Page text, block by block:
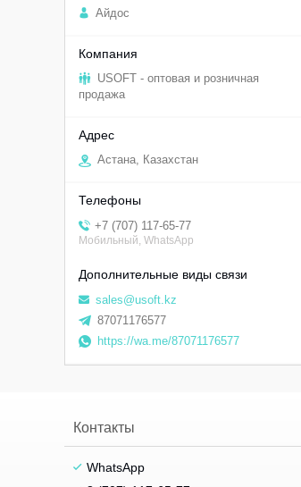
Aйдоc
USOFT - оптовая и розничная
продажа
Астана, Казахстан
+7 (707) 117-65-77
Мобильный, WhatsApp
sales@usoft.kz
87071176577
https://wa.me/87071176577
Контакты
WhatsApp